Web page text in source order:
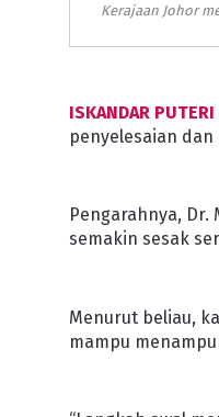
Kerajaan Johor
ISKANDAR
penyelesaian
Pengarahnya,
semakin sesak
Menurut beliau,
mampu